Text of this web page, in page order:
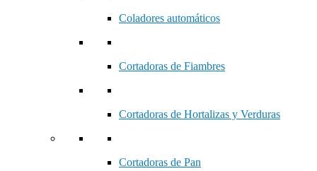
Coladores automáticos
Cortadoras de Fiambres
Cortadoras de Hortalizas y Verduras
Cortadoras de Pan